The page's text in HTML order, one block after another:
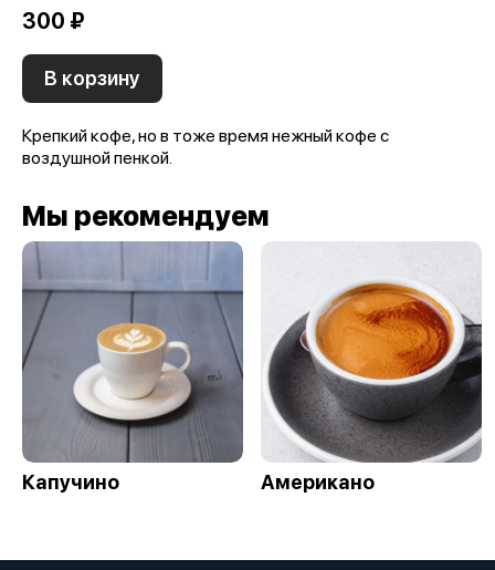
300 ₽
В корзину
Крепкий кофе, но в тоже время нежный кофе с
воздушной пенкой.
Мы рекомендуем
Капучино Американо